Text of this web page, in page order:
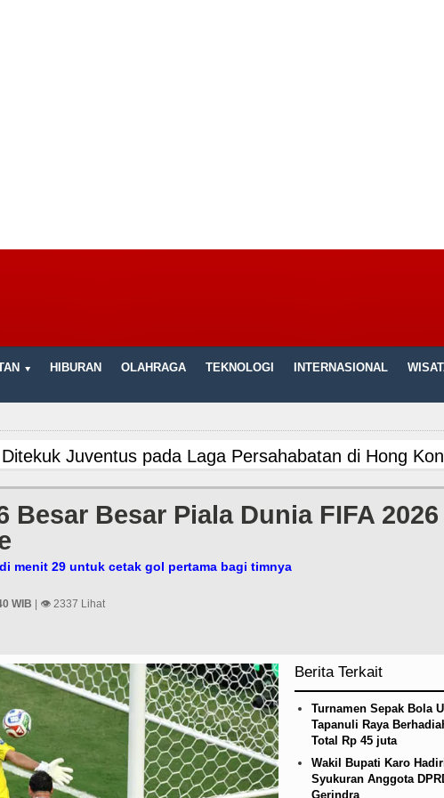
HIBURAN OLAHRAGA TEKNOLOGI INTERNASIONAL
Juventus pada Laga Persahabatan di Hong
Gelar Lomba Inovasi Perangkat Daerah 2026
Real Betis pada Laga Persahabatan di Dublin 5
Villa Laga Persahabatan 7 Agustus 2026 di Hong
HIV/AIDS di Jawa Barat Sebagai Gay Salah Kaprah
Imbang dengan Inter Milan Derby Laga
Rapat Persiapan Penataan Desa dan Batas Desa
Besar Besar Piala Dunia FIFA 2026
menit 29 untuk cetak gol pertama bagi timnya
WIB | 👁 2337 Lihat
Berita Terkait
Turnamen Sepak Bola
Tapanuli Raya
Total Rp 45 juta
Wakil Bupati Karo
Syukuran Anggota
Gerindra